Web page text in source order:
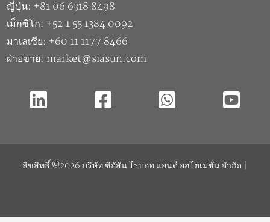
ญี่ปุ่น: +81 06 6318 8498
เม็กซิโก: +52 1 55 1384 0092
มาเลเซีย: +60 11 1177 8466
ฝ่ายขาย: market@siasun.com
ลิขสิทธิ์ ©2026 บริษัท ซิอัสัน โรบอท แอนด์ ออโตเมชั่น จำกัด |